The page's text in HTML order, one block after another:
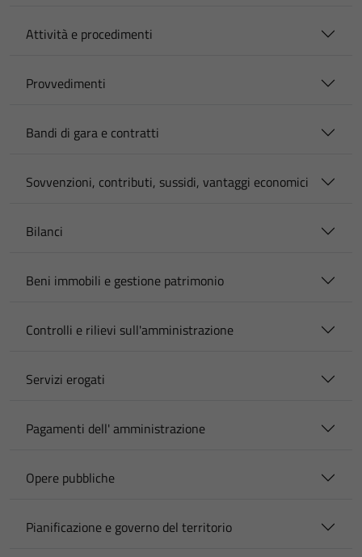
Attività e procedimenti
Provvedimenti
Bandi di gara e contratti
Sovvenzioni, contributi, sussidi, vantaggi economici
Bilanci
Beni immobili e gestione patrimonio
Controlli e rilievi sull'amministrazione
Servizi erogati
Pagamenti dell' amministrazione
Opere pubbliche
Pianificazione e governo del territorio